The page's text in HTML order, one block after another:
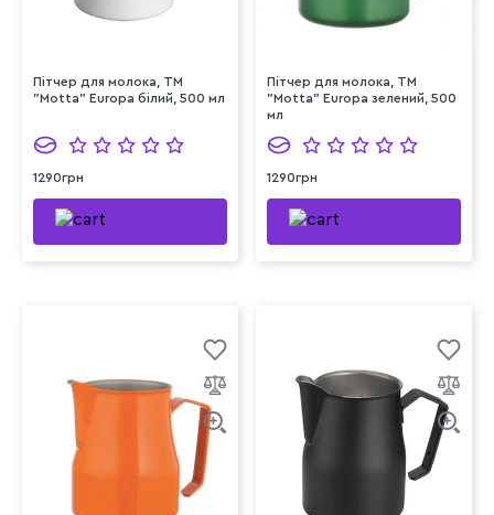
Пітчер для молока, ТМ
"Motta" Europa білий, 500 мл
1290грн
Пітчер для молока, ТМ
"Motta" Europa зелений, 500
мл
1290грн